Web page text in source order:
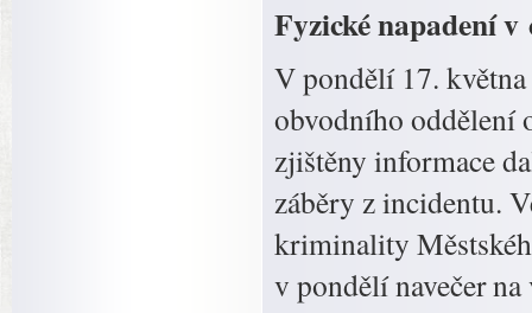
Fyzické napadení
V pondělí 17.
obvodního oddělení
zjištěny informace
záběry z incidentu.
kriminality
v pondělí navečer